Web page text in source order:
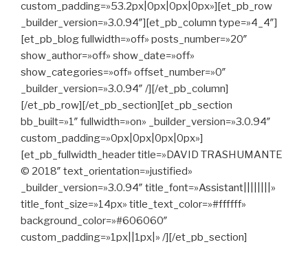
custom_padding=»53.2px|0px|0px|0px»][et_pb_row
_builder_version=»3.0.94″][et_pb_column type=»4_4″]
[et_pb_blog fullwidth=»off» posts_number=»20″
show_author=»off» show_date=»off»
show_categories=»off» offset_number=»0″
_builder_version=»3.0.94″ /][/et_pb_column]
[/et_pb_row][/et_pb_section][et_pb_section
bb_built=»1″ fullwidth=»on» _builder_version=»3.0.94″
custom_padding=»0px|0px|0px|0px»]
[et_pb_fullwidth_header title=»DAVID TRASHUMANTE
© 2018″ text_orientation=»justified»
_builder_version=»3.0.94″ title_font=»Assistant||||||||»
title_font_size=»14px» title_text_color=»#ffffff»
background_color=»#606060″
custom_padding=»1px||1px|» /][/et_pb_section]